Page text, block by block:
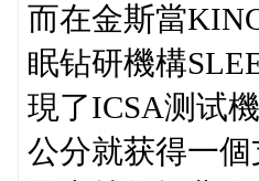
而在金斯當
眠钻研機構
現了ICSA测试
公分就获得一